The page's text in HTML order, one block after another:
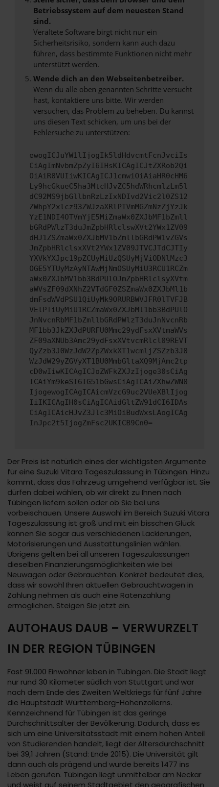
Betriebssystem auf dem neuesten Stand
sind.
Veraltete Software birgt nicht nur ein
Sicherheitsrisiko, sondern kann auch dazu
führen, dass bestimmte Funktionen nicht mehr
unterstützt werden.
Wende dich an den Webseitenbetreiber.
Wenn du alle oben genannten Schritte versucht
hast, kontaktiere uns bitte. Wir werden
versuchen, das Problem zu beheben. Du kannst
uns diesen Text schicken, um uns bei der
Fehlersuche zu unterstützen:
ewogICJuYW1lIjogIk5ldHdvcmtFcnJvciIs
CiAgImNvbmZpZyI6IHsKICAgICJtZXRob2Qi
OiAiR0VUIiwKICAgICJ1cmwiOiAiaHR0cHM6
Ly9hcGkueC5ha3MtcHJvZC5hdWRhcmlzLm5l
dC92MS9jbGllbnRzLzIxNDIvd2Vic2l0ZS12
ZWhpY2xlcz93ZWJzaXRlPTVmMGZmNzZjYzJk
YzE1NDI4OTVmYjE5MiZmaWx0ZXJbMF1bZmll
bGRdPWlzT3duJmZpbHRlclswXVt2YWx1ZV09
dHJ1ZSZmaWx0ZXJbMV1bZmllbGRdPW1vZGVs
JmZpbHRlclsxXVt2YWx1ZV09JTVCJTdCJTIy
YXVkYXJpc19pZCUyMiUzQSUyMjViODNlMzc3
OGE5YTUyMzAyNTAwMjNmOSUyMiU3RCU1RCZm
aWx0ZXJbMV1bb3BdPUlOJmZpbHRlclsyXVtm
aWVsZF09dXNhZ2VTdGF0ZSZmaWx0ZXJbMl1b
dmFsdWVdPSU1QiUyMk9ORURBWVJFR0lTVFJB
VElPTiUyMiU1RCZmaWx0ZXJbMl1bb3BdPUlO
JnNvcnRbMF1bZmllbGRdPWlzT3duJnNvcnRb
MF1bb3JkZXJdPURFU0Mmc29ydFsxXVtmaWVs
ZF09aXNUb3Amc29ydFsxXVtvcmRlcl09REVT
QyZzb3J0WzJdW2ZpZWxkXT1wcmljZSZzb3J0
WzJdW29yZGVyXT1BU0MmbGltaXQ9MjAmc2tp
cD0wIiwKICAgICJoZWFkZXJzIjoge30sCiAg
ICAiYm9keSI6IG51bGwsCiAgICAiZXhwZWN0
IjogewogICAgICAicmVzcG9uc2VUeXBlIjog
IiIKICAgIH0sCiAgICAidGltZW91dCI6IDAs
CiAgICAicHJvZ3Jlc3MiOiBudWxsLAogICAg
InJpc2t5IjogZmFsc2UKICB9Cn0=
Der Preis ist natürlich eines der wichtigsten Argumente
für eine Suzuki Vitara Tageszulassung in Tübingen. Hinzu
kommt, dass das Fahrzeug umgehend verfügbar ist. Sie
dürfen dabei wählen, ob wir direkt zu Ihnen nach
Tübingen liefern sollen oder ob Sie bei uns
vorbeischauen. Unsere Auswahl im Bereich Suzuki Vitara
Tageszulassung ist groß und mit ein bisschen Glück
können Sie sogar aus verschiedenen Lackierungen,
Motorisierungen und Ausstattungslinien wählen.
Übrigens gelten bei all unseren Tageszulassungen
dieselben Finanzierungsmöglichkeiten wie bei
Neuwagen oder Gebrauchten. Konkret bedeutet dies,
dass wir sowohl Ihren aktuellen Gebrauchtwagen in
Zahlung nehmen als auch eine Ratenzahlung
ermöglichen. Steigen Sie jetzt ein.
AUTOHAUS DAUB – VERWURZELT
IN DER REGION TÜBINGEN
Fast 91.000 Einwohner leben in Tübingen. Die Stadt liegt
nur rund 30 Kilometer südlich von Stuttgart und war
nach dem Ende des Zweiten Weltkriegs für fünf Jahre
die Hauptstadt Württemberg-Hohenzollerns.
Kennzeichnend für Tübingen ist das geringe
Durchschnittsalter der Bevölkerung. Dadurch, dass es
sich um eine Universitätsstadt mit einem hohen Anteil
von Studierenden handelt, liegt der Altersdurchschnitt
bei 39,1 Jahren (Stand: Ende 2015). Die Universität gilt
dann auch als prägend und wurde bereits 1477 ins
Leben gerufen. Tübingen liegt unmittelbar am Neckar
und weist auf seinem Stadtgebiet den geografischen